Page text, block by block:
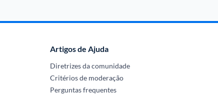
Artigos de Ajuda
Diretrizes da comunidade
Critérios de moderação
Perguntas frequentes